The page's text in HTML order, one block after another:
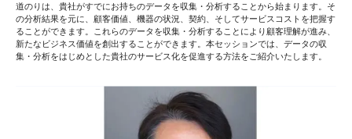
道のりは、貴社がすでにお持ちのデータを収集・分析することから始まります。そ
の分析結果を元に、顧客価値、機器の状況、契約、そしてサービスコストを把握す
ることができます。これらのデータを収集・分析することにより顧客理解が進み、
新たなビジネス価値を創出することができます。本セッションでは、データの収
集・分析をはじめとした貴社のサービス化を促進する方法をご紹介いたします。